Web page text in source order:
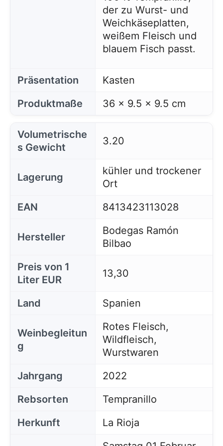
der zu Wurst- und
Weichkäseplatten,
weißem Fleisch und
blauem Fisch passt.
Präsentation
Kasten
Produktmaße
36 x 9.5 x 9.5 cm
Volumetrische
s Gewicht
3.20
Lagerung
kühler und trockener
Ort
EAN
8413423113028
Hersteller
Bodegas Ramón
Bilbao
Preis von 1
Liter EUR
13,30
Land Spanien
Weinbegleitun
g
Rotes Fleisch,
Wildfleisch,
Wurstwaren
Jahrgang
2022
Rebsorten
Tempranillo
Herkunft
La Rioja